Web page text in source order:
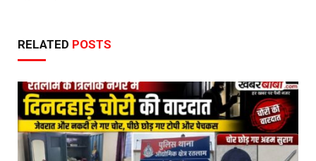
RELATED POSTS